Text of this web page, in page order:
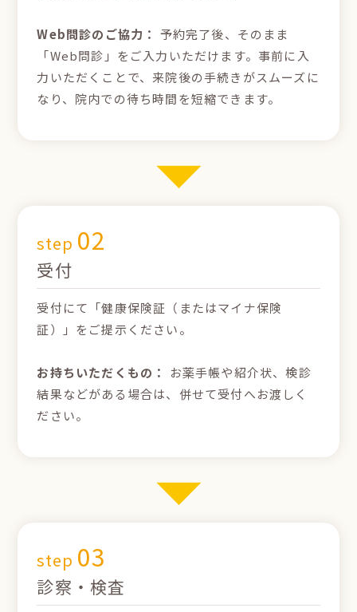
Web問診のご協力： 予約完了後、そのまま
「Web問診」をご入力いただけます。事前に入
力いただくことで、来院後の手続きがスムーズに
なり、院内での待ち時間を短縮できます。
step 02
受付
受付にて「健康保険証（またはマイナ保険
証）」をご提示ください。
お持ちいただくもの：
お薬手帳や紹介状、検診
結果などがある場合は、併せて受付へお渡しく
ださい。
step 03
診察・検査